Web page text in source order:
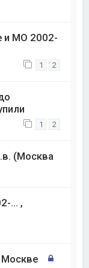
и МО 2002-
1 2
1 2
(Москва
... ,
Москве